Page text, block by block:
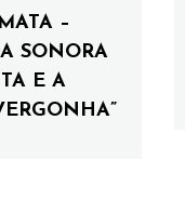
–
SONORA
E A